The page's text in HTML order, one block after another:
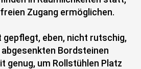
Zugang ermöglichen.
gepflegt, eben, nicht rutschig,
Bordsteinen
genug, um Rollstühlen Platz